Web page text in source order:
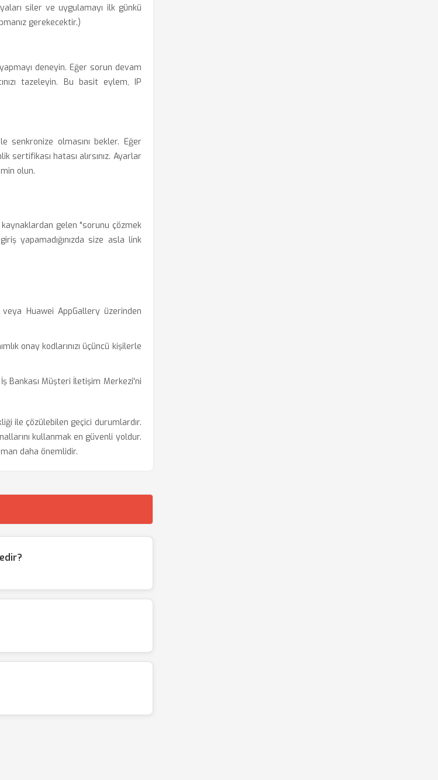
siler ve uygulamayı ilk günkü
gerekecektir.)
deneyin. Eğer sorun devam
tazeleyin. Bu basit eylem, IP
senkronize olmasını bekler. Eğer
sertifikası hatası alırsınız. Ayarlar
olun.
gelen "sorunu çözmek
yapamadığınızda size asla link
Huawei AppGallery üzerinden
onay kodlarınızı üçüncü kişilerle
Bankası Müşteri İletişim Merkezi'ni
ile çözülebilen geçici durumlardır.
kullanmak en güvenli yoldur.
daha önemlidir.